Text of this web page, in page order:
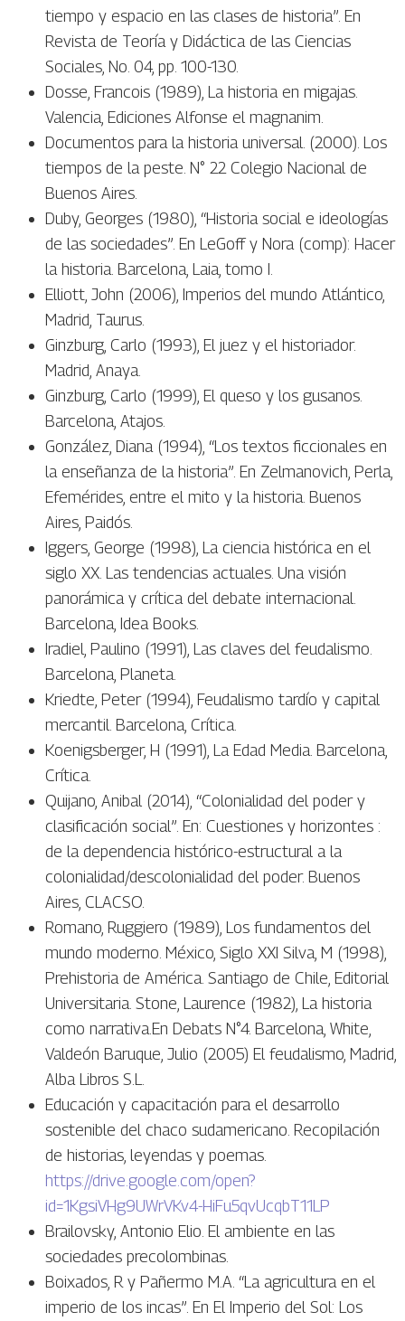
tiempo y espacio en las clases de historia”. En
Revista de Teoría y Didáctica de las Ciencias
Sociales, No. 04, pp. 100-130.
Dosse, Francois (1989), La historia en migajas.
Valencia, Ediciones Alfonse el magnanim.
Documentos para la historia universal. (2000). Los
tiempos de la peste. N° 22 Colegio Nacional de
Buenos Aires.
Duby, Georges (1980), “Historia social e ideologías
de las sociedades”. En LeGoff y Nora (comp): Hacer
la historia. Barcelona, Laia, tomo I.
Elliott, John (2006), Imperios del mundo Atlántico,
Madrid, Taurus.
Ginzburg, Carlo (1993), El juez y el historiador.
Madrid, Anaya.
Ginzburg, Carlo (1999), El queso y los gusanos.
Barcelona, Atajos.
González, Diana (1994), “Los textos ficcionales en
la enseñanza de la historia”. En Zelmanovich, Perla,
Efemérides, entre el mito y la historia. Buenos
Aires, Paidós.
Iggers, George (1998), La ciencia histórica en el
siglo XX. Las tendencias actuales. Una visión
panorámica y crítica del debate internacional.
Barcelona, Idea Books.
Iradiel, Paulino (1991), Las claves del feudalismo.
Barcelona, Planeta.
Kriedte, Peter (1994), Feudalismo tardío y capital
mercantil. Barcelona, Crítica.
Koenigsberger, H (1991), La Edad Media. Barcelona,
Crítica.
Quijano, Anibal (2014), “Colonialidad del poder y
clasificación social”. En: Cuestiones y horizontes :
de la dependencia histórico-estructural a la
colonialidad/descolonialidad del poder. Buenos
Aires, CLACSO.
Romano, Ruggiero (1989), Los fundamentos del
mundo moderno. México, Siglo XXI Silva, M (1998),
Prehistoria de América. Santiago de Chile, Editorial
Universitaria. Stone, Laurence (1982), La historia
como narrativa.En Debats N°4. Barcelona, White,
Valdeón Baruque, Julio (2005) El feudalismo, Madrid,
Alba Libros S.L.
Educación y capacitación para el desarrollo
sostenible del chaco sudamericano. Recopilación
de historias, leyendas y poemas.
https://drive.google.com/open?
id=1KgsiVHg9UWrVKv4-HiFu5qvUcqbT11LP
Brailovsky, Antonio Elio. El ambiente en las
sociedades precolombinas.
Boixados, R y Pañermo M.A. “La agricultura en el
imperio de los incas”. En El Imperio del Sol: Los